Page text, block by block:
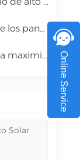
TOPCon de tipo N?
solar comerciales en 2026?
Solar
Online Service